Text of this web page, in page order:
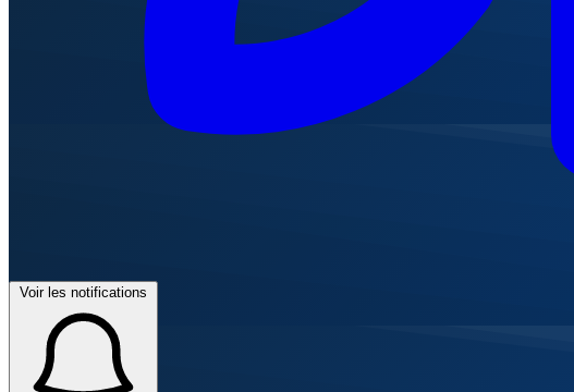
Voir les notifications